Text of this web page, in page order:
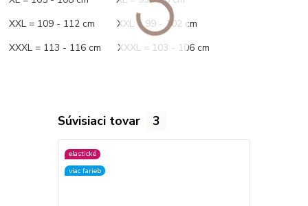
XXL = 109 - 112 cm XXL = 99 - 102 cm
XXXL = 113 - 116 cm XXXL = 103 - 106 cm
Súvisiaci tovar 3
elastické
viac farieb